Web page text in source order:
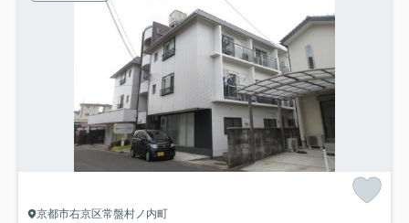
京都市右京区常盤村ノ内町